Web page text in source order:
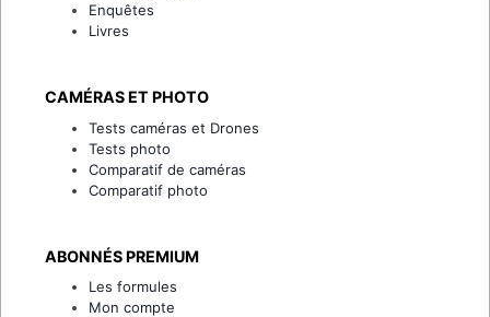
Enquêtes
Livres
CAMÉRAS ET PHOTO
Tests caméras et Drones
Tests photo
Comparatif de caméras
Comparatif photo
ABONNÉS PREMIUM
Les formules
Mon compte